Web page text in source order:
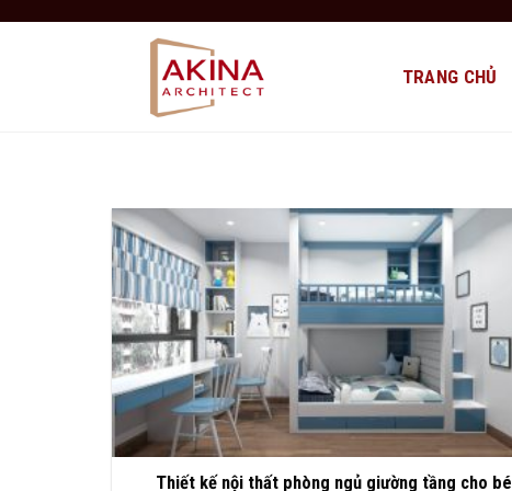
TRANG CHỦ
Thiết kế nội thất phòng ngủ giường tầng cho bé